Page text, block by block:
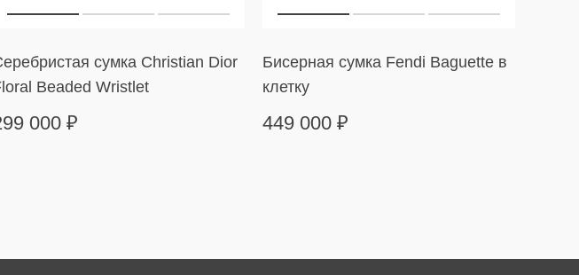
сумка Christian Dior
Beaded Wristlet
000 ₽
Бисерная сумка Fendi Baguette в
клетку
449 000 ₽